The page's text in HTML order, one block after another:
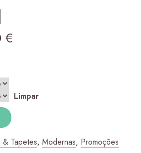
€
through
Limpar
Tapetes,Modernas, Promoções